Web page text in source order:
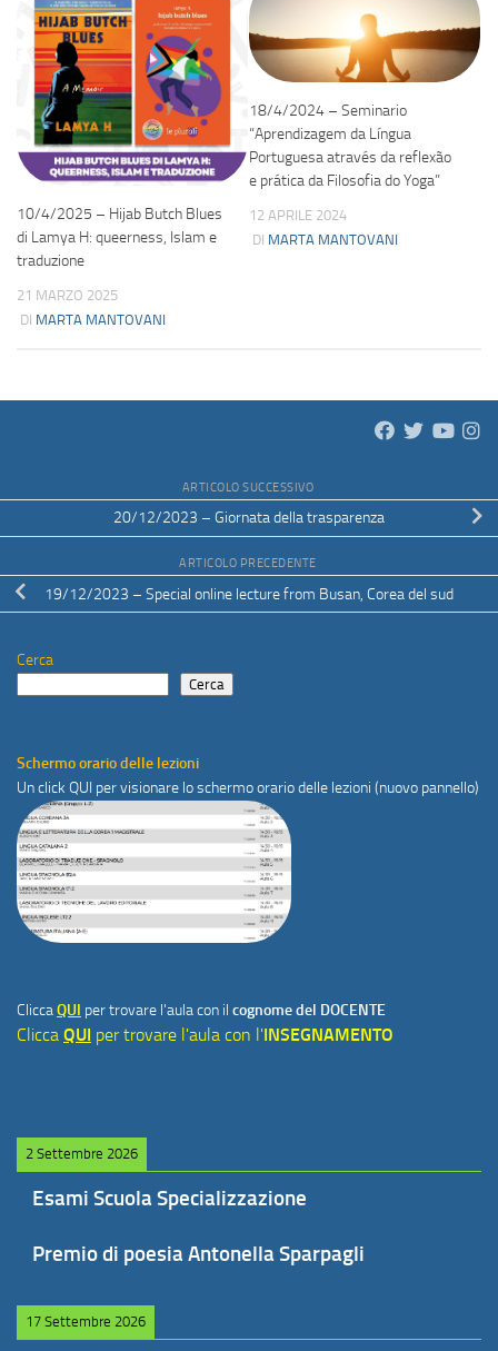
10/4/2025 – Hijab Butch Blues
di Lamya H: queerness, Islam e
traduzione
21 MARZO 2025
DI MARTA MANTOVANI
18/4/2024 – Seminario
“Aprendizagem da Língua
Portuguesa através da reflexão
e prática da Filosofia do Yoga”
12 APRILE 2024
DI MARTA MANTOVANI
ARTICOLO SUCCESSIVO
20/12/2023 – Giornata della trasparenza
ARTICOLO PRECEDENTE
19/12/2023 – Special online lecture from Busan, Corea del sud
Cerca
Cerca
Schermo orario delle lezioni
Un click QUI per visionare lo schermo orario delle lezioni (nuovo pannello)
CliccaQUI per trovare l'aula con il cognome del DOCENTE
Clicca QUI per trovare l'aula con l'INSEGNAMENTO
2 Settembre 2026
Esami Scuola Specializzazione
Premio di poesia Antonella Sparpagli
17 Settembre 2026